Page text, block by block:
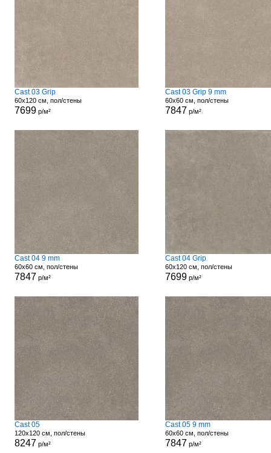
Cast 03 Grip
60x120 см, пол/стены
7699р/м²
Cast 03 Grip 9 mm
60x60 см, пол/стены
7847 р/м²
Cast 04 9 mm
60x60 см, пол/стены
7847 р/м²
Cast 04 Grip
60x120 см, пол/стены
7699р/м²
Cast 05
120x120 см, пол/стены
8247 р/м²
Cast 05 9 mm
60x60 см, пол/стены
7847 р/м²